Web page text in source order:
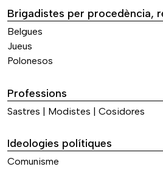
Brigadistes per procedència,
Belgues
Jueus
Polonesos
Professions
Sastres | Modistes | Cosidores
Ideologies polítiques
Comunisme